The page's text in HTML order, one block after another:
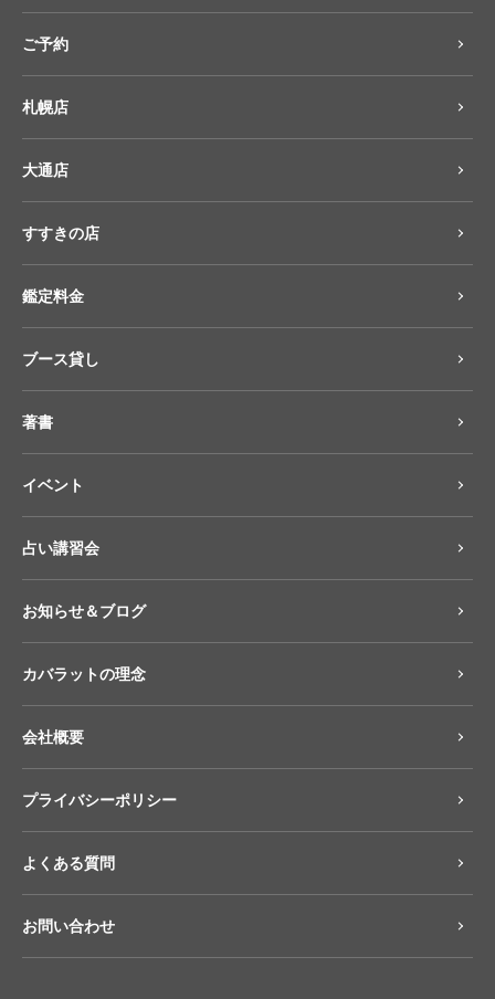
ご予約
札幌店
大通店
すすきの店
鑑定料金
ブース貸し
著書
イベント
占い講習会
お知らせ＆ブログ
カバラットの理念
会社概要
プライバシーポリシー
よくある質問
お問い合わせ